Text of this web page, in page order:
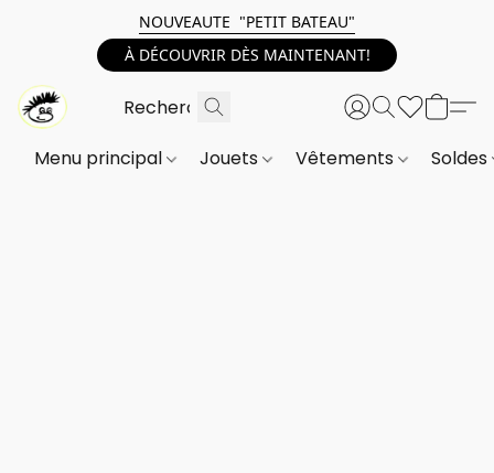
NOUVEAUTE "PETIT BATEAU"
À DÉCOUVRIR DÈS MAINTENANT!
Menu principal Jouets Vêtements Soldes